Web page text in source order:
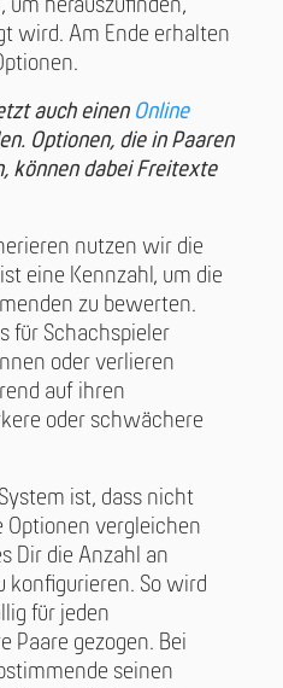
herauszufinden,
wird. Am Ende erhalten
auch einen Online
Optionen, die in Paaren
können dabei Freitexte
nutzen wir die
eine Kennzahl, um die
zu bewerten.
für Schachspieler
oder verlieren
auf ihren
oder schwächere
ist, dass nicht
Optionen vergleichen
Dir die Anzahl an
konfigurieren. So wird
für jeden
Paare gezogen. Bei
seinen